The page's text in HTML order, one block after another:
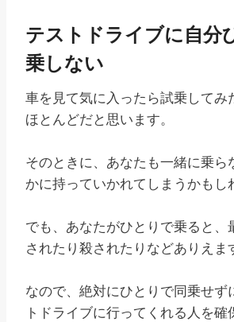
テストドライブに自分
乗しない
車を見て気に入ったら試乗してみ
ほとんどだと思います。
そのときに、あなたも一緒に乗ら
かに持っていかれてしまうかもし
でも、あなたがひとりで乗ると、
されたり殺されたりなどありえま
なので、絶対にひとりで同乗せず
トドライブに行ってくれる人を確